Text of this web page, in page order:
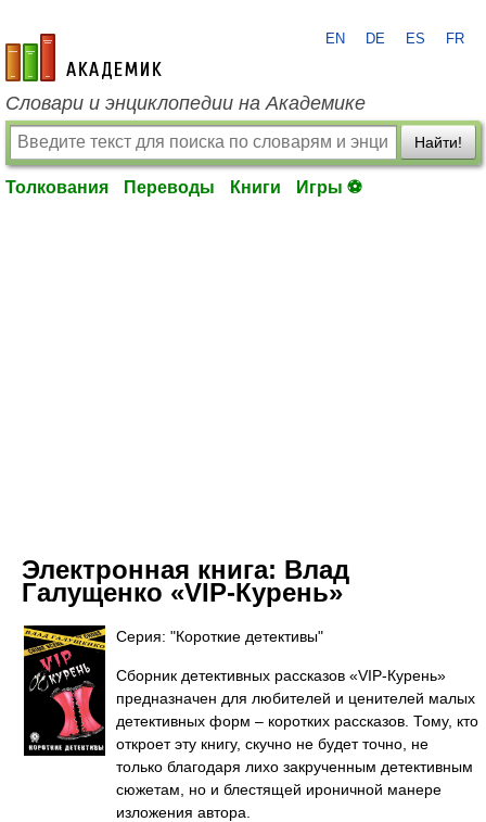
academic.ru
EN DE ES FR
Словари и энциклопедии на Академике
Найти!
Толкования Переводы Книги Игры ⚽
Электронная книга: Влад
Галущенко «VIP-Курень»
Серия: "Короткие детективы"
Сборник детективных рассказов «VIP-Курень»
предназначен для любителей и ценителей малых
детективных форм – коротких рассказов. Тому, кто
откроет эту книгу, скучно не будет точно, не
только благодаря лихо закрученным детективным
сюжетам, но и блестящей ироничной манере
изложения автора.